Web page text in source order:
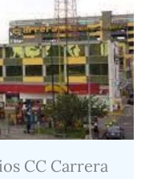
CC Carrera